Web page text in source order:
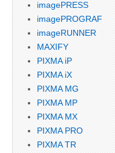
imagePRESS
imagePROGRAF
imageRUNNER
MAXIFY
PIXMA iP
PIXMA iX
PIXMA MG
PIXMA MP
PIXMA MX
PIXMA PRO
PIXMA TR